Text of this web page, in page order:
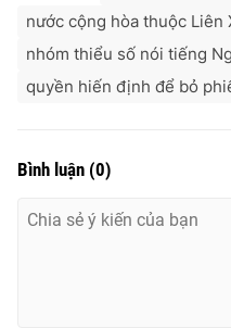
® Cấm sao chép dưới mọi
thuận bằng văn bản. Ghi rõ
nước cộng hòa thuộc Liên
nhóm thiểu số nói tiếng
quyền hiến định để bỏ
Bình luận (0)